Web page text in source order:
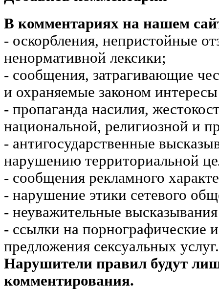
В комментариях на нашем
- оскорбления, непристойные
ненормативной лексики;
- сообщения, затрагивающие
и охраняемые законом
- пропаганда насилия,
национальной, религиозной и
- антигосударственные
нарушению территориальной
- сообщения рекламного
- нарушение этики сетевого
- неуважительные
- ссылки на порнографические
предложения сексуальных услуг.
Нарушители правил будут
комментирования.